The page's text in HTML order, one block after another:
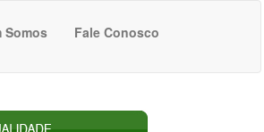
Somos Fale Conosco